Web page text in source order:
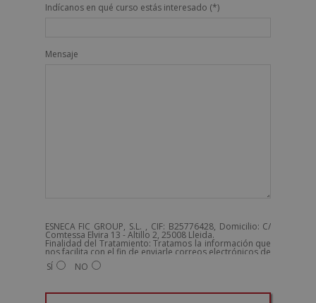
Indícanos en qué curso estás interesado (*)
Mensaje
ESNECA FIC GROUP, S.L. , CIF: B25776428, Domicilio: C/
Comtessa Elvira 13 - Altillo 2, 25008 Lleida.
Finalidad del Tratamiento: Tratamos la información que
nos facilita con el fin de enviarle correos electrónicos de
tipo comercial relacionado con los productos ofrecidos
y otros tipo de productos que fueran de su interés.
Derechos: Puede ejercitar sus derechos identificándose
SÍ NO